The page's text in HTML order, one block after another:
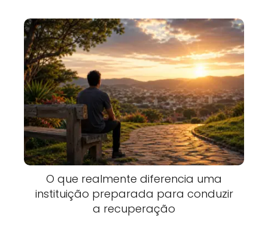
O que realmente diferencia uma
instituição preparada para conduzir
a recuperação